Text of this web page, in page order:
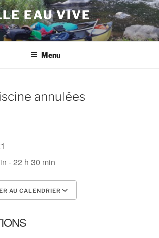
EAU VIVE
Menu
annulées
- 22 h 30 min
AU CALENDRIER